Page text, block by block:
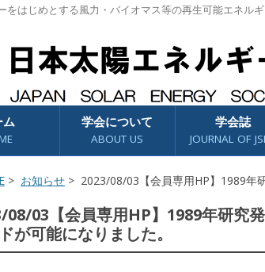
をはじめとする風力・バイオマス等の再生可能エネル
キップ
ム 学会について
ABOUT US
学会誌
JOURNAL OF
> お知らせ > 2023/08/03【会員専用HP】1989年
08/03【会員専用HP】1989年研究
が可能になりました。